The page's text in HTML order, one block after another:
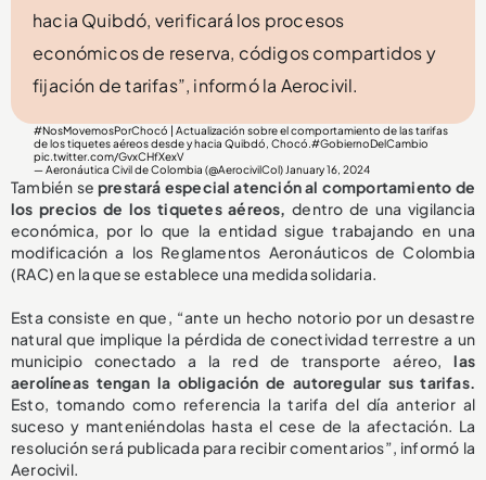
hacia Quibdó, verificará los procesos
económicos de reserva, códigos compartidos y
fijación de tarifas”, informó la Aerocivil.
#NosMovemosPorChocó | Actualización sobre el comportamiento de las tarifas
de los tiquetes aéreos desde y hacia Quibdó, Chocó.#GobiernoDelCambio
pic.twitter.com/GvxCHfXexV
— Aeronáutica Civil de Colombia (@AerocivilCol) January 16, 2024
También seprestará especial atención al comportamiento de
los precios de los tiquetes aéreos,
dentro de una vigilancia
económica, por lo que la entidad sigue trabajando en una
modificación a los Reglamentos Aeronáuticos de Colombia
(RAC) en la que se establece una medida solidaria.
Esta consiste en que, “ante un hecho notorio por un desastre
natural que implique la pérdida de conectividad terrestre a un
municipio conectado a la red de transporte aéreo,las
aerolíneas tengan la obligación de autoregular sus tarifas.
Esto, tomando como referencia la tarifa del día anterior al
suceso y manteniéndolas hasta el cese de la afectación. La
resolución será publicada para recibir comentarios”, informó la
Aerocivil.